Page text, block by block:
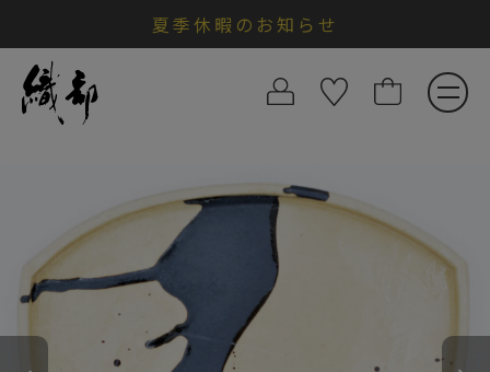
夏季休暇のお知らせ